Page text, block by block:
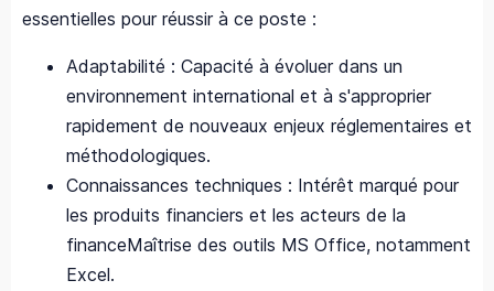
essentielles pour réussir à ce poste :
Adaptabilité : Capacité à évoluer dans un
environnement international et à s'approprier
rapidement de nouveaux enjeux réglementaires et
méthodologiques.
Connaissances techniques : Intérêt marqué pour
les produits financiers et les acteurs de la
financeMaîtrise des outils MS Office, notamment
Excel.